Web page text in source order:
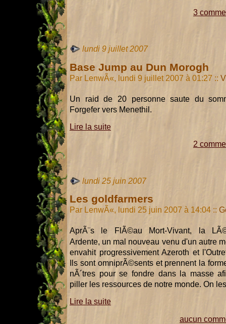
3
lundi 9 juillet 2007
Base Jump au Dun Morogh
Par LenwÃ«, lundi 9 juillet 2007 à 01:27 ::
Un raid de 20 personne saute du
Forgefer vers Menethil.
Lire la suite
2
lundi 25 juin 2007
Les goldfarmers
Par LenwÃ«, lundi 25 juin 2007 à 14:04 ::
AprÃ¨s le FlÃ©au Mort-Vivant, la
Ardente, un mal nouveau venu d'un autre
envahit progressivement Azeroth et
Ils sont omniprÃ©sents et prennent la
nÃ´tres pour se fondre dans la masse
piller les ressources de notre monde. On
Lire la suite
aucun